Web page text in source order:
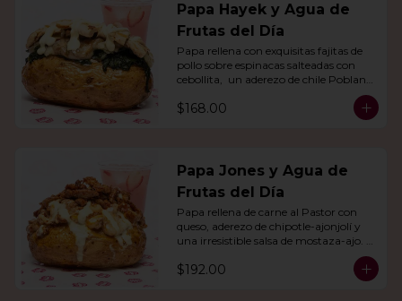
Papa Hayek y Agua de
Frutas del Día
Papa rellena con exquisitas fajitas de
pollo sobre espinacas salteadas con
cebollita,  un aderezo de chile Poblano.
$168.00
Papa Jones y Agua de
Frutas del Día
Papa rellena de carne al Pastor con
queso, aderezo de chipotle-ajonjolí y
una irresistible salsa de mostaza-ajo.
$192.00